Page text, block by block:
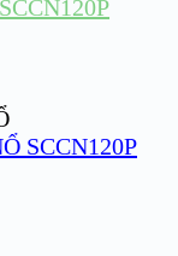
SCCN120P